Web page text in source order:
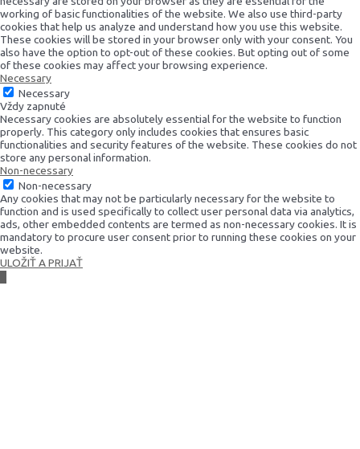
working of basic functionalities of the website. We also use third-party
cookies that help us analyze and understand how you use this website.
These cookies will be stored in your browser only with your consent. You
also have the option to opt-out of these cookies. But opting out of some
of these cookies may affect your browsing experience.
Necessary
Necessary
Vždy zapnuté
Necessary cookies are absolutely essential for the website to function
properly. This category only includes cookies that ensures basic
functionalities and security features of the website. These cookies do not
store any personal information.
Non-necessary
Non-necessary
Any cookies that may not be particularly necessary for the website to
function and is used specifically to collect user personal data via analytics,
ads, other embedded contents are termed as non-necessary cookies. It is
mandatory to procure user consent prior to running these cookies on your
website.
ULOŽIŤ A PRIJAŤ
Scroll
to